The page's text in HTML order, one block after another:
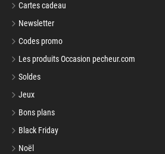
Cartes cadeau
Newsletter
Codes promo
Les produits Occasion pecheur.com
Soldes
Jeux
Bons plans
Black Friday
Noël